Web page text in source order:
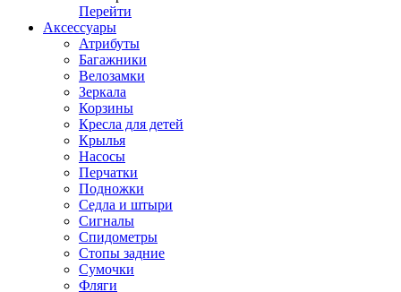
Перейти
Аксессуары
Атрибуты
Багажники
Велозамки
Зеркала
Корзины
Кресла для детей
Крылья
Насосы
Перчатки
Подножки
Седла и штыри
Сигналы
Спидометры
Стопы задние
Сумочки
Фляги